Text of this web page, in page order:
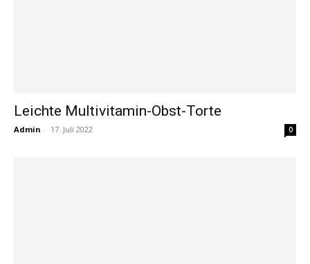
Leichte Multivitamin-Obst-Torte
Admin - 17. Juli 2022 0